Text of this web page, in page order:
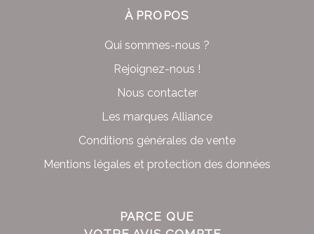
À PROPOS
Qui sommes-nous ?
Rejoignez-nous !
Nous contacter
Les marques Alliance
Conditions générales de vente
Mentions légales et protection des données
PARCE QUE